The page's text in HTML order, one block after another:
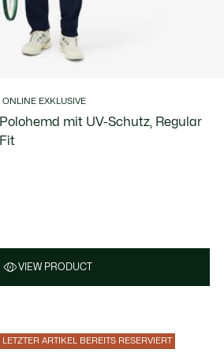
ONLINE EXKLUSIVE
Polohemd mit UV-Schutz, Regular
Fit
VIEW PRODUCT
LETZTER ARTIKEL BEREITS RESERVIERT